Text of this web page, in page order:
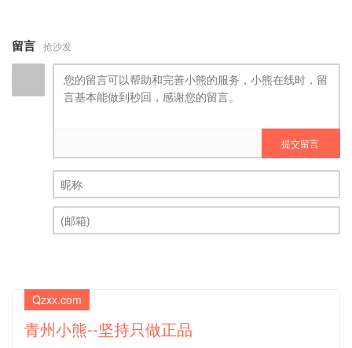
留言 抢沙发
提交留言
昵称 (必填)
Qzxx.com
青州小熊--坚持只做正品